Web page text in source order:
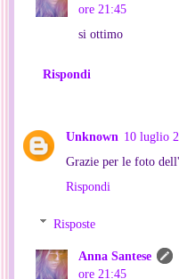
ore 21:45
si ottimo
Rispondi
Unknown 10 luglio
Grazie per le foto
Rispondi
Risposte
Anna Santese
ore 21:45